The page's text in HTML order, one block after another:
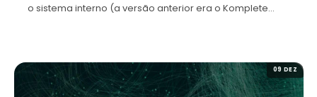
o sistema interno (a versão anterior era o Komplete…
09 DEZ